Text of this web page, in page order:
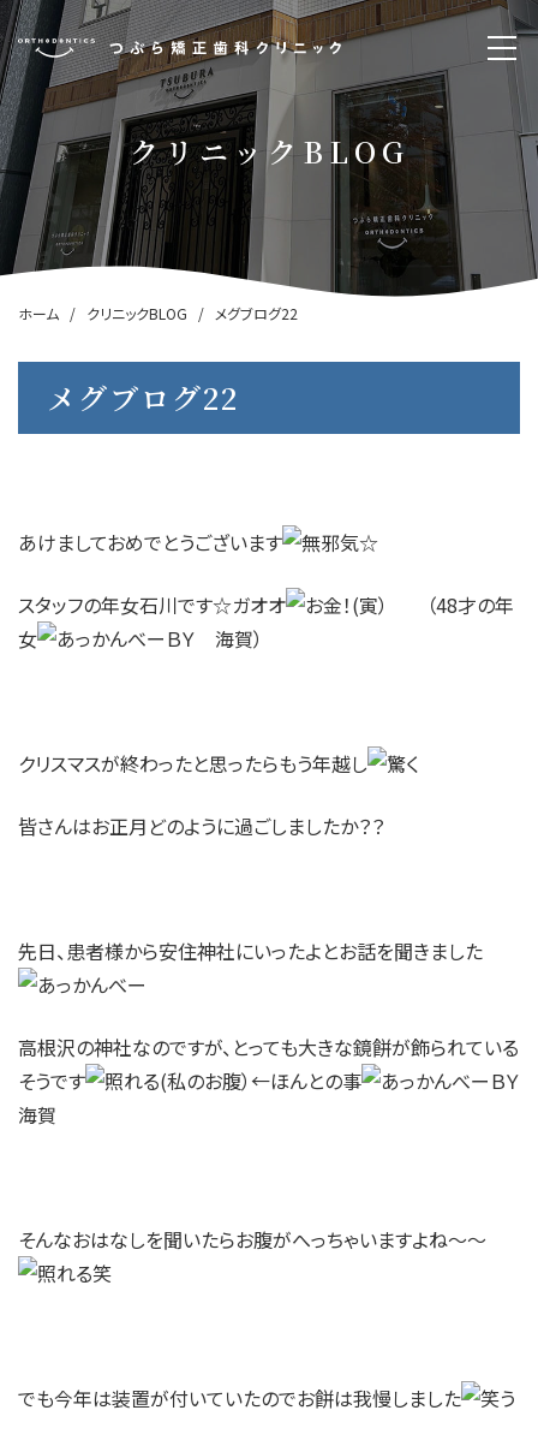
クリニックBLOG
ホーム クリニックBLOG メグブログ22
メグブログ22
あけましておめでとうございます ☆
スタッフの年女石川です☆ガオオ
(寅） （48才の年
女
ＢＹ 海賀）
クリスマスが終わったと思ったらもう年越し
皆さんはお正月どのように過ごしましたか？？
先日、患者様から安住神社にいったよとお話を聞きました
高根沢の神社なのですが、とっても大きな鏡餅が飾られている
そうです
(私のお腹）←ほんとの事
ＢＹ
海賀
そんなおはなしを聞いたらお腹がへっちゃいますよね～～
笑
でも今年は装置が付いていたのでお餅は我慢しました